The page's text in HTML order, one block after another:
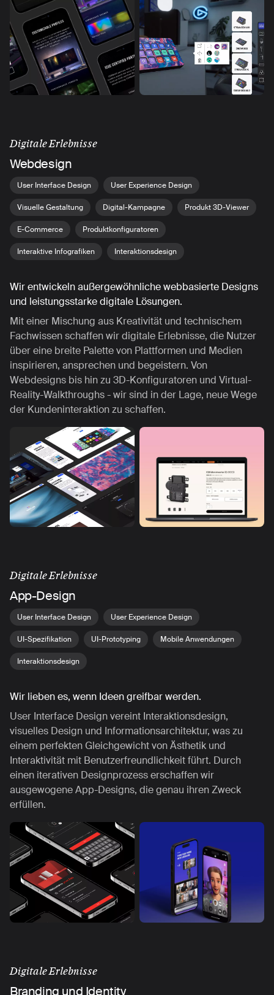
Digitale Erlebnisse
Webdesign
User Interface Design User Experience Design
Visuelle Gestaltung Digital-Kampagne Produkt 3D-Viewer
E-Commerce Produktkonfiguratoren
Interaktive Infografiken Interaktionsdesign
Wir entwickeln außergewöhnliche webbasierte Designs
und leistungsstarke digitale Lösungen.
Mit einer Mischung aus Kreativität und technischem
Fachwissen schaffen wir digitale Erlebnisse, die Nutzer
über eine breite Palette von Plattformen und Medien
inspirieren, ansprechen und begeistern. Von
Webdesigns bis hin zu 3D-Konfiguratoren und Virtual-
Reality-Walkthroughs - wir sind in der Lage, neue Wege
der Kundeninteraktion zu schaffen.
Digitale Erlebnisse
App-Design
User Interface Design User Experience Design
UI-Spezifikation UI-Prototyping Mobile Anwendungen
Interaktionsdesign
Wir lieben es, wenn Ideen greifbar werden.
User Interface Design vereint Interaktionsdesign,
visuelles Design und Informationsarchitektur, was zu
einem perfekten Gleichgewicht von Ästhetik und
Interaktivität mit Benutzerfreundlichkeit führt. Durch
einen iterativen Designprozess erschaffen wir
ausgewogene App-Designs, die genau ihren Zweck
erfüllen.
Digitale Erlebnisse
Branding und Identity